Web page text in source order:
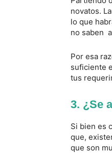
novatos.
lo que
no saben
Por esa
suficiente
tus
3. ¿Se
Si bien es
que,
que son